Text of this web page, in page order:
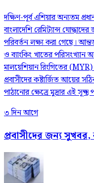
দক্ষিণ-পূর্ব এশিয়ার অন্যতম
বাংলাদেশি রেমিট্যান্স
পরিবর্তন লক্ষ্য করা গেছে।
ও ব্যাংকিং খাতের পরিসংখ্যান
মালয়েশিয়ান রিংগিতের (MYR)
প্রবাসীদের কষ্টার্জিত আয়ের
পাঠানোর ক্ষেত্রে মুদ্রার এই
৩ দিন আগে
প্রবাসীদের জন্য